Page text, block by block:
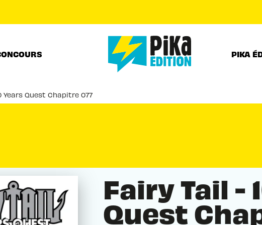
PIKA
Years Quest Chapitre 077
Fairy Tail -
Quest